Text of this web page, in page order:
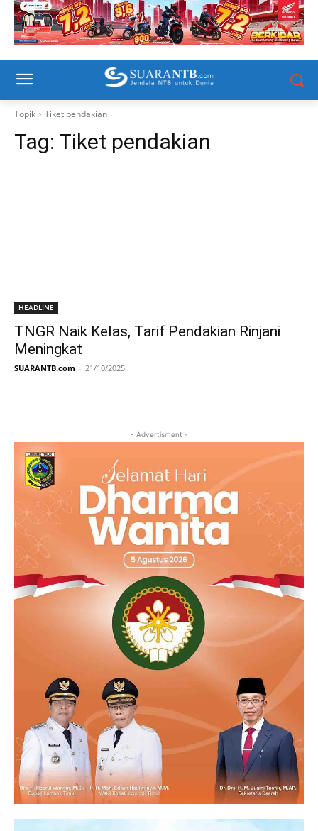
Topik Tiket pendakian
Tag: Tiket pendakian
HEADLINE
TNGR Naik Kelas, Tarif Pendakian Rinjani
Meningkat
SUARANTB.com - 21/10/2025
- Advertisment -